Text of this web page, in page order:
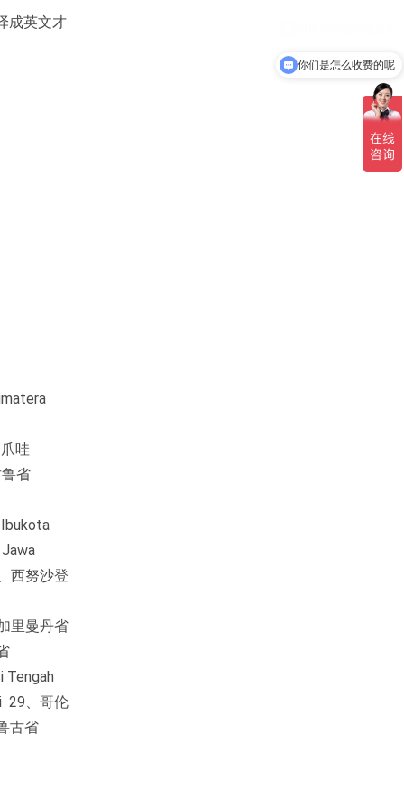
成英文才
哇
省
西努沙登
里曼丹省
Tengah
29、哥伦
古省
你们是怎么收费的呢